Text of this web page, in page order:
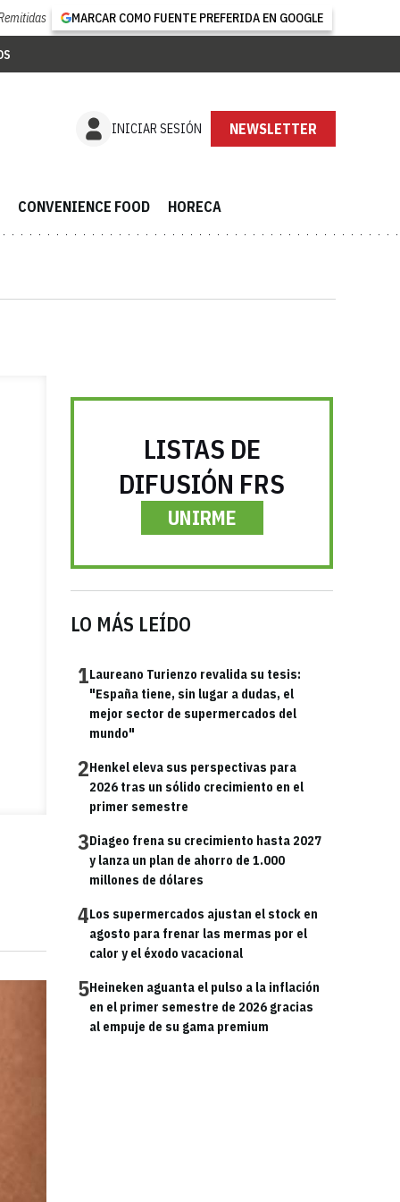
MARCAR COMO FUENTE PREFERIDA EN GOOGLE
INICIAR SESIÓN NEWSLETTER
CONVENIENCE FOOD HORECA
LISTAS DE
DIFUSIÓN FRS
UNIRME
LO MÁS LEÍDO
1Laureano Turienzo revalida su tesis:
"España tiene, sin lugar a dudas, el
mejor sector de supermercados del
mundo"
2Henkel eleva sus perspectivas para
2026 tras un sólido crecimiento en el
primer semestre
3Diageo frena su crecimiento hasta 2027
y lanza un plan de ahorro de 1.000
millones de dólares
4Los supermercados ajustan el stock en
agosto para frenar las mermas por el
calor y el éxodo vacacional
5Heineken aguanta el pulso a la inflación
en el primer semestre de 2026 gracias
al empuje de su gama premium